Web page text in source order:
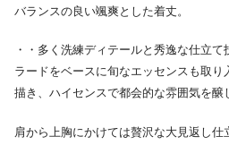
バランスの良い颯爽とした着丈。
・・多く洗練ディテールと秀逸な仕立
ラードをベースに旬なエッセンスも取
描き、ハイセンスで都会的な雰囲気を醸
肩から上胸にかけては贅沢な大見返し